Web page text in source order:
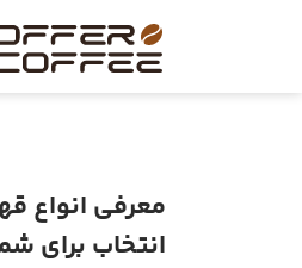
معرفی انواع
انتخاب برای